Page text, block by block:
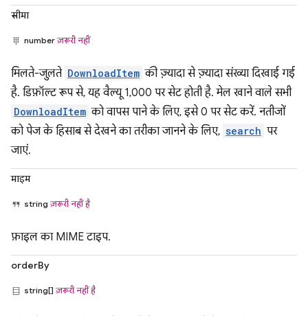
सीमा
numberज़रूरी नहीं
मिलते-जुलते DownloadItem की ज़्यादा से ज़्यादा संख्या दिखाई गई
है. डिफ़ॉल्ट रूप से, यह वैल्यू 1,000 पर सेट होती है. मेल खाने वाले सभी
DownloadItem को वापस पाने के लिए, इसे 0 पर सेट करें. नतीजों
को पेज के हिसाब से देखने का तरीका जानने के लिए, search पर
जाएं.
माइम
stringज़रूरी नहीं है
फ़ाइल का MIME टाइप.
orderBy
string[]ज़रूरी नहीं है